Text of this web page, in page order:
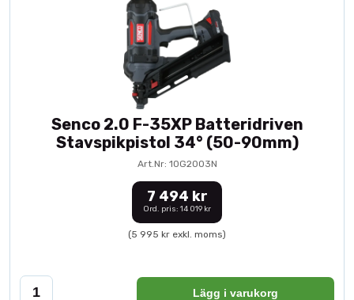
Senco 2.0 F-35XP Batteridriven
Stavspikpistol 34° (50-90mm)
Art.Nr: 10G2003N
7 494 kr
Ord. pris: 14 019 kr
(5 995 kr exkl. moms)
Lägg i varukorg